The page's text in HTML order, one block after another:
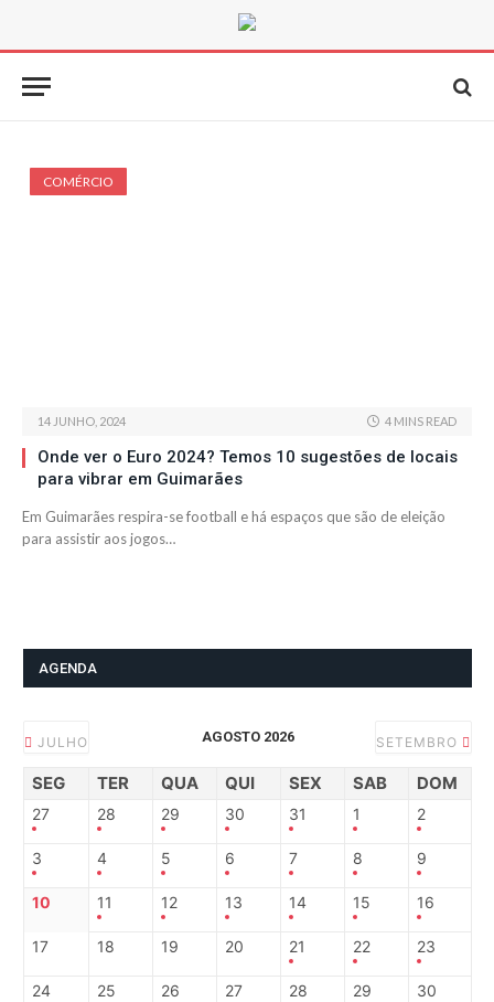
COMÉRCIO
14 JUNHO, 2024 4 MINS READ
Onde ver o Euro 2024? Temos 10 sugestões de locais
para vibrar em Guimarães
Em Guimarães respira-se football e há espaços que são de eleição
para assistir aos jogos…
AGENDA
JULHO AGOSTO 2026 SETEMBRO
SEG TER QUA QUI SEX SAB DOM
27 28 29 30 31 1 2
3 4 5 6 7 8 9
10 11 12 13 14 15 16
17 18 19 20 21 22 23
24 25 26 27 28 29 30